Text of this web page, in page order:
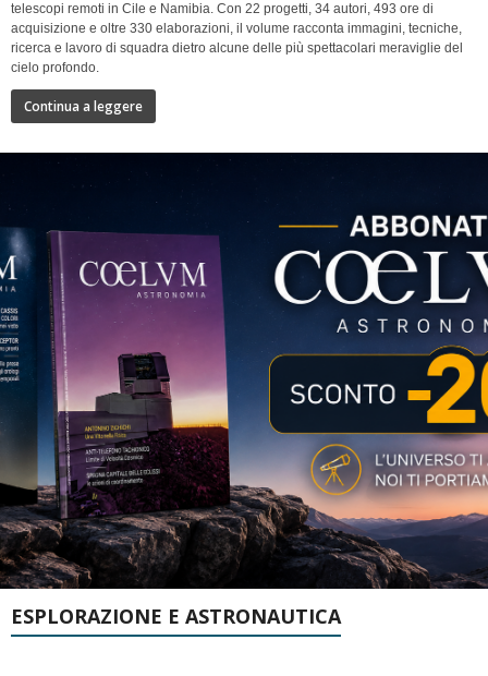
telescopi remoti in Cile e Namibia. Con 22 progetti, 34 autori, 493 ore di
acquisizione e oltre 330 elaborazioni, il volume racconta immagini, tecniche,
ricerca e lavoro di squadra dietro alcune delle più spettacolari meraviglie del
cielo profondo.
Continua a leggere
ESPLORAZIONE E ASTRONAUTICA